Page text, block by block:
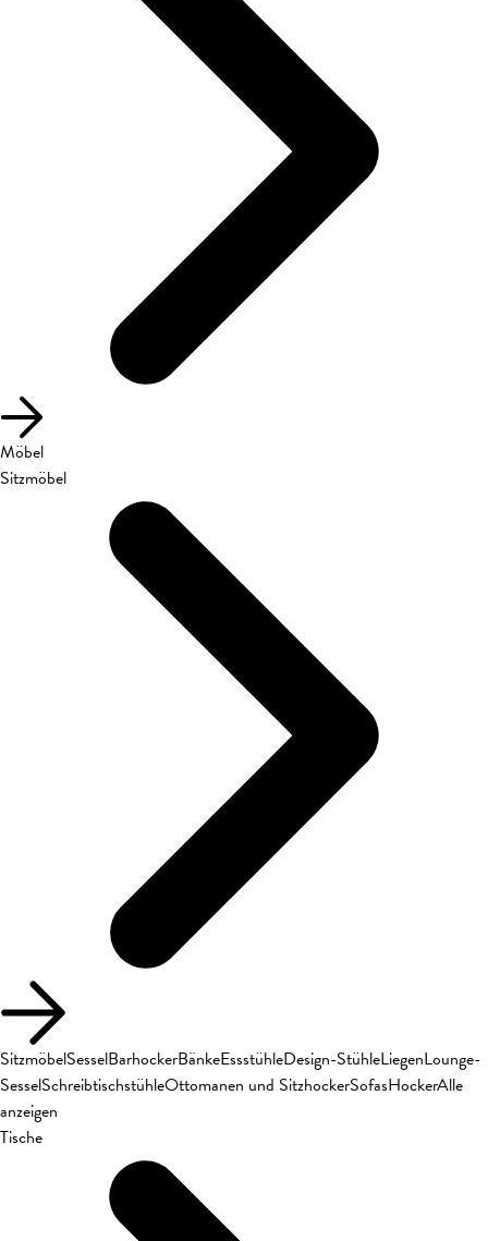
Möbel
Sitzmöbel
SitzmöbelSesselBarhockerBänkeEssstühleDesign-StühleLiegenLounge-
SesselSchreibtischstühleOttomanen und SitzhockerSofasHockerAlle
anzeigen
Tische